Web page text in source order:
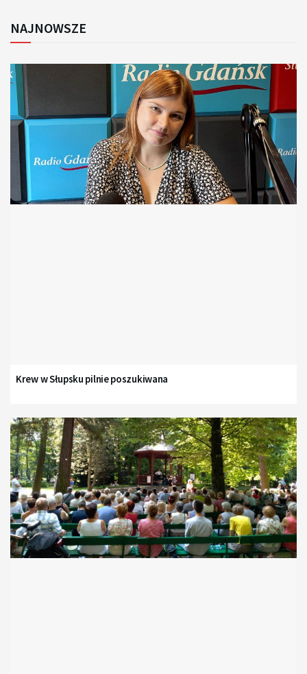
NAJNOWSZE
Krew w Słupsku pilnie poszukiwana